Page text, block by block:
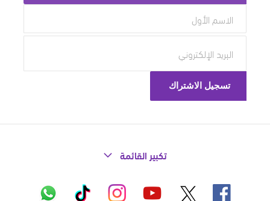
تكبير القائمة
فيسبوك يوتيوب إنستاغرام تيك
واتساب